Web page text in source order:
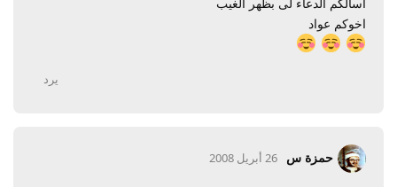
اخوكم عواد
يرد
حمزة س 26 أبريل 2008